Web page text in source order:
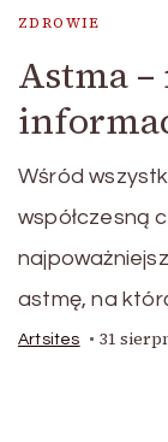
ZDROWIE
Astma
Wśród
współczesną
astmę, na
Artsites 31